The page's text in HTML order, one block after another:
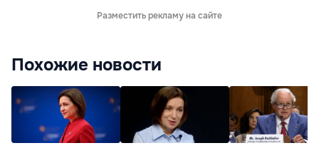
Разместить рекламу на сайте
Похожие новости